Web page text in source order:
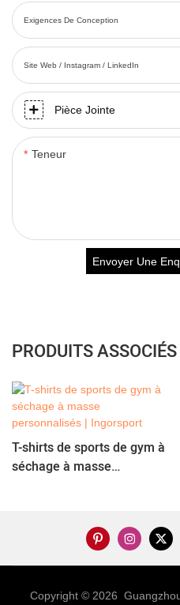
Exigences De Conception
Site Web / Instagram / LinkedIn
Pièce Jointe
Teneur
Envoyer Une
PRODUITS ASSOCIÉS
T-shirts de sports de gym à
séchage à masse
Copyright © 2026